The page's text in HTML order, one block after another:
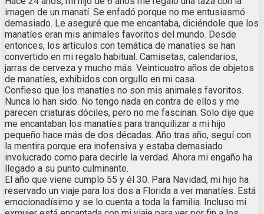
imagen de un manatí. Se enfadó porque no me entusiasmó
demasiado. Le aseguré que me encantaba, diciéndole que los
manatíes eran mis animales favoritos del mundo. Desde
entonces, los artículos con temática de manatíes se han
convertido en mi regalo habitual. Camisetas, calendarios,
jarras de cerveza y mucho más. Veinticuatro años de objetos
de manatíes, exhibidos con orgullo en mi casa.
Confieso que los manatíes no son mis animales favoritos.
Nunca lo han sido. No tengo nada en contra de ellos y me
parecen criaturas dóciles, pero no me fascinan. Solo dije que
me encantaban los manatíes para tranquilizar a mi hijo
pequeño hace más de dos décadas. Año tras año, seguí con
la mentira porque era inofensiva y estaba demasiado
involucrado como para decirle la verdad. Ahora mi engaño ha
llegado a su punto culminante.
El año que viene cumplo 55 y él 30. Para Navidad, mi hijo ha
reservado un viaje para los dos a Florida a ver manatíes. Está
emocionadísimo y se lo cuenta a toda la familia. Incluso mi